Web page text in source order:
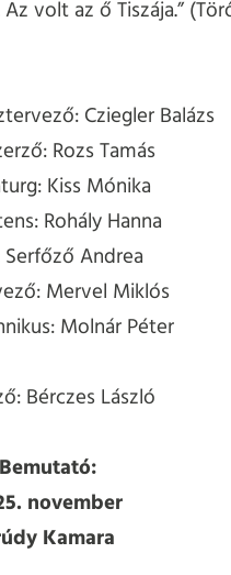
volt az ő Tiszája.”
Cziegler Balázs
Rozs Tamás
Kiss Mónika
Rohály Hanna
Serfőző Andrea
Mervel Miklós
Molnár Péter
Bérczes László
Bemutató:
november
Kamara